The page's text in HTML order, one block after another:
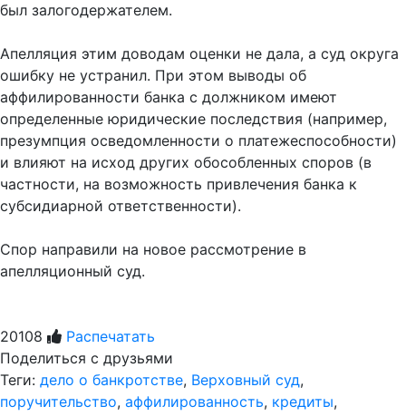
был залогодержателем.
Апелляция этим доводам оценки не дала, а суд округа
ошибку не устранил. При этом выводы об
аффилированности банка с должником имеют
определенные юридические последствия (например,
презумпция осведомленности о платежеспособности)
и влияют на исход других обособленных споров (в
частности, на возможность привлечения банка к
субсидиарной ответственности).
Спор направили на новое рассмотрение в
апелляционный суд.
20108
Распечатать
Поделиться с друзьями
Теги: дело о банкротстве, Верховный суд,
поручительство, аффилированность, кредиты,